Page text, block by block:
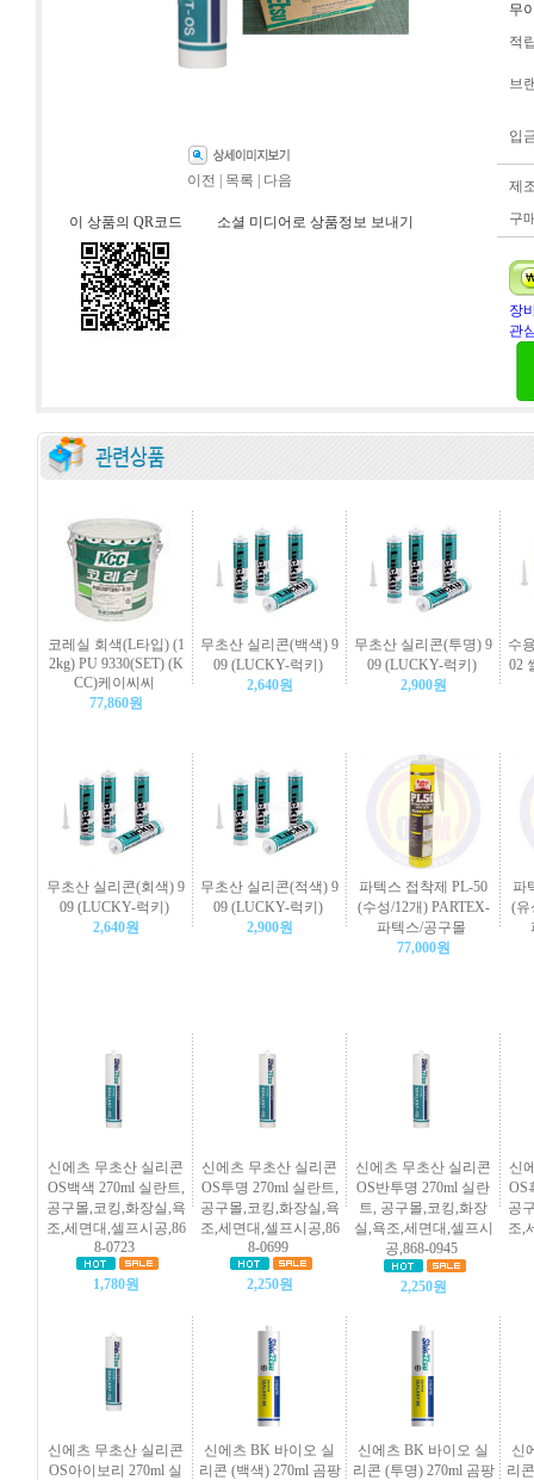
이전 목록 다음
이 상품의 QR코드 소셜 미디어로 상품정보 보내기
무
적
브
입
제
구
장
관
코레실 회색(L타입) (1
2kg) PU 9330(SET) (K
CC)케이씨씨
77,860원
무초산 실리콘(백색) 9
09 (LUCKY-럭키)
2,640원
무초산 실리콘(투명) 9
09 (LUCKY-럭키)
2,900원
수
02
무초산 실리콘(회색) 9
09 (LUCKY-럭키)
2,640원
무초산 실리콘(적색) 9
09 (LUCKY-럭키)
2,900원
파텍스 접착제 PL-50
(수성/12개) PARTEX-
파텍스/공구몰
77,000원
파
(유
신에츠 무초산 실리콘
OS백색 270ml 실란트,
공구몰,코킹,화장실,욕
조,세면대,셀프시공,86
8-0723
1,780원
신에츠 무초산 실리콘
OS투명 270ml 실란트,
공구몰,코킹,화장실,욕
조,세면대,셀프시공,86
8-0699
2,250원
신에츠 무초산 실리콘
OS반투명 270ml 실란
트, 공구몰,코킹,화장
실,욕조,세면대,셀프시
공,868-0945
2,250원
신
OS
공
조,
신에츠 무초산 실리콘
OS아이보리 270ml 실
신에츠 BK 바이오 실
리콘 (백색) 270ml 곰팡
신에츠 BK 바이오 실
리콘 (투명) 270ml 곰팡
신
리